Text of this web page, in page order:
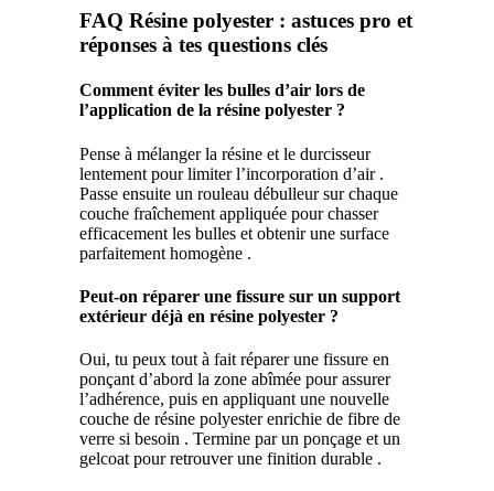
FAQ Résine polyester : astuces pro et
réponses à tes questions clés
Comment éviter les bulles d’air lors de
l’application de la résine polyester ?
Pense à mélanger la résine et le durcisseur
lentement pour limiter l’incorporation d’air .
Passe ensuite un rouleau débulleur sur chaque
couche fraîchement appliquée pour chasser
efficacement les bulles et obtenir une surface
parfaitement homogène .
Peut-on réparer une fissure sur un support
extérieur déjà en résine polyester ?
Oui, tu peux tout à fait réparer une fissure en
ponçant d’abord la zone abîmée pour assurer
l’adhérence, puis en appliquant une nouvelle
couche de résine polyester enrichie de fibre de
verre si besoin . Termine par un ponçage et un
gelcoat pour retrouver une finition durable .